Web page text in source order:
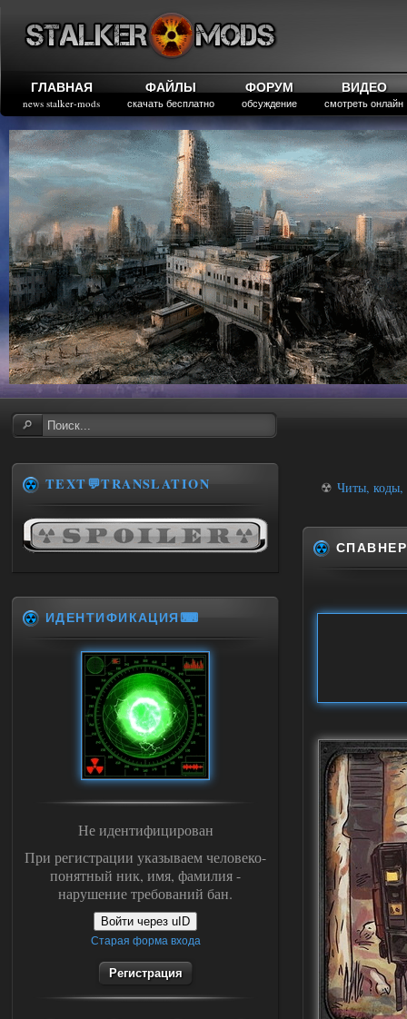
ГЛАВНАЯ
news stalker-mods
ФАЙЛЫ
скачать бесплатно
ФОРУМ
обсуждение
ВИДЕО
смотреть онлайн
☢ Читы, коды,
TEXT💬TRANSLATION
ИДЕНТИФИКАЦИЯ⌨
Не идентифицирован
При регистрации указываем человеко-
понятный ник, имя, фамилия -
нарушение требований бан.
Войти через uID
Старая форма входа
Регистрация